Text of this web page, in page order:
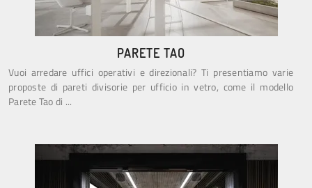
PARETE TAO
Vuoi arredare uffici operativi e direzionali? Ti presentiamo varie
proposte di pareti divisorie per ufficio in vetro, come il modello
Parete Tao di ...